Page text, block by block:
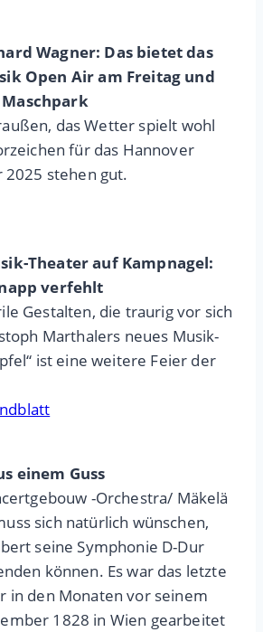
Wagner: Das bietet das
Open Air am Freitag und
das Wetter spielt wohl
für das Hannover
2025 stehen gut.
Theater auf Kampnagel:
verfehlt
Gestalten, die traurig vor sich
Marthalers neues Musik-
ist eine weitere Feier der
einem Guss
-Orchestra/ Mäkelä
sich natürlich wünschen,
seine Symphonie D-Dur
können. Es war das letzte
in den Monaten vor seinem
1828 in Wien gearbeitet